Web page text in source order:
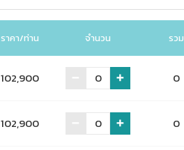
ราคา/ท่าน จำนวน รวม
102,900 0
102,900 0